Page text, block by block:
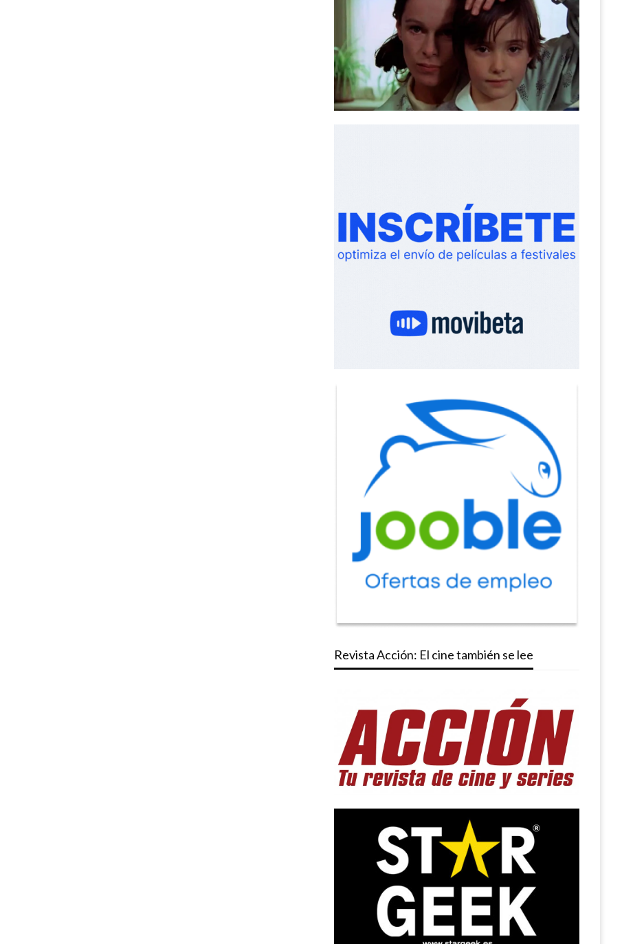
Revista Acción: El cine también se lee